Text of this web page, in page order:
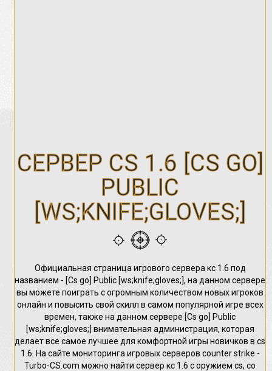
СЕРВЕР CS 1.6 [CS GO]
PUBLIC
[WS;KNIFE;GLOVES;]
Официальная страница игрового сервера кс 1.6 под
названием - [Cs go] Public [ws;knife;gloves;], на данном сервере
вы можете поиграть с огромным количеством новых игроков
онлайн и повысить свой скилл в самом популярной игре всех
времен, также на данном сервере [Cs go] Public
[ws;knife;gloves;] внимательная администрация, которая
делает все самое лучшее для комфортной игры новичков в cs
1.6. На сайте мониторинга игровых серверов counter strike -
Turbo-CS.com можно найти сервер кс 1.6 с оружием cs, со